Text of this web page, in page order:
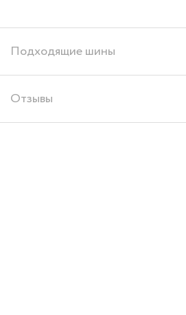
Подходящие шины
Отзывы